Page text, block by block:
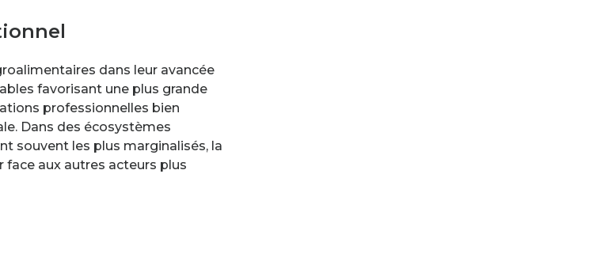
dans leur avancée
favorisant une plus grande
professionnelles bien
Dans des écosystèmes
souvent les plus marginalisés, la
aux autres acteurs plus